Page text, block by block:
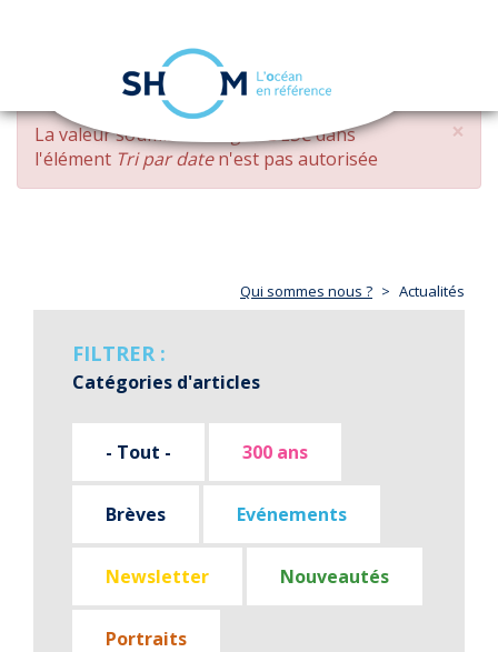
Aller
contenu
principal
navigation
×
MESSAGE
D'ERREUR
La valeur soumise changed DESCdans
l'élément Tri par daten'est pas autorisée
Qui sommes nous ? Actualités
FILTRER :
Catégories d'articles
- Tout - 300 ans
Brèves Evénements
Newsletter Nouveautés
Portraits